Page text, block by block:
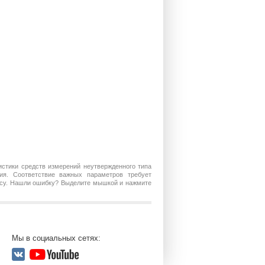
средств измерений неутвержденного типа
Соответствие важных параметров требует
Нашли ошибку? Выделите мышкой и нажмите
Мы в социальных сетях: